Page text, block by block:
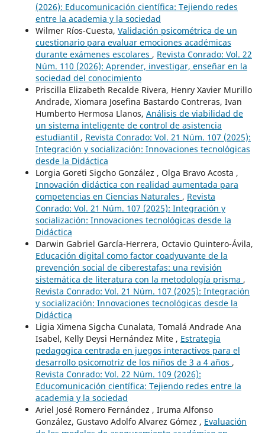
(2026): Educomunicación científica: Tejiendo redes
entre la academia y la sociedad
Wilmer Ríos-Cuesta, Validación psicométrica de un
cuestionario para evaluar emociones académicas
durante exámenes escolares , Revista Conrado: Vol. 22
Núm. 110 (2026): Aprender, investigar, enseñar en la
sociedad del conocimiento
Priscilla Elizabeth Recalde Rivera, Henry Xavier Murillo
Andrade, Xiomara Josefina Bastardo Contreras, Ivan
Humberto Hermosa Llanos, Análisis de viabilidad de
un sistema inteligente de control de asistencia
estudiantil , Revista Conrado: Vol. 21 Núm. 107 (2025):
Integración y socialización: Innovaciones tecnológicas
desde la Didáctica
Lorgia Goreti Sigcho González , Olga Bravo Acosta ,
Innovación didáctica con realidad aumentada para
competencias en Ciencias Naturales , Revista
Conrado: Vol. 21 Núm. 107 (2025): Integración y
socialización: Innovaciones tecnológicas desde la
Didáctica
Darwin Gabriel García-Herrera, Octavio Quintero-Ávila,
Educación digital como factor coadyuvante de la
prevención social de ciberestafas: una revisión
sistemática de literatura con la metodología prisma ,
Revista Conrado: Vol. 21 Núm. 107 (2025): Integración
y socialización: Innovaciones tecnológicas desde la
Didáctica
Ligia Ximena Sigcha Cunalata, Tomalá Andrade Ana
Isabel, Kelly Deysi Hernández Mite , Estrategia
pedagogica centrada en juegos interactivos para el
desarrollo psicomotriz de los niños de 3 a 4 años ,
Revista Conrado: Vol. 22 Núm. 109 (2026):
Educomunicación científica: Tejiendo redes entre la
academia y la sociedad
Ariel José Romero Fernández , Iruma Alfonso
González, Gustavo Adolfo Alvarez Gómez , Evaluación